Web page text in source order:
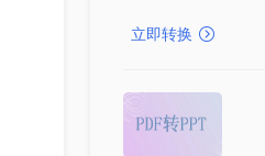
立即转换